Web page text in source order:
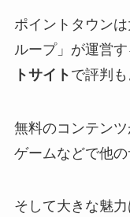
ポイントタウン
ループ」が運営す
トサイト で評判も
無料のコンテン
ゲームなどで他の
そして大きな魅力